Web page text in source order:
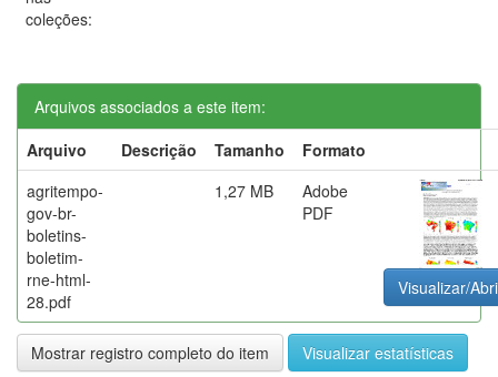
coleções:
Arquivos associados a este item:
Arquivo
Descrição Tamanho
Formato
agritempo-
gov-br-
boletins-
boletim-
rne-html-
28.pdf
1,27 MB
Adobe
PDF
Visualizar/
Mostrar registro completo do item Visualizar estatísticas